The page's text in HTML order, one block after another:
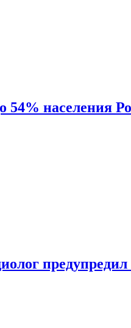
54% населения